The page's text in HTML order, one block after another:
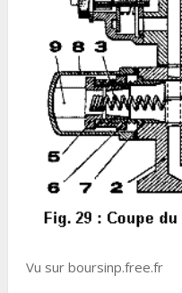
Vu sur boursinp.free.fr